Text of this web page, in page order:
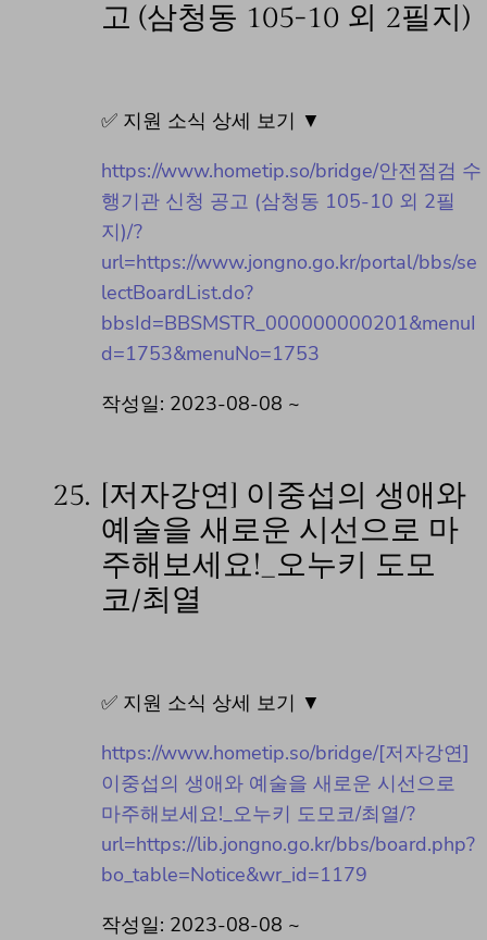
고 (삼청동 105-10 외 2필지)
✅ 지원 소식 상세 보기 ▼
https://www.hometip.so/bridge/안전점검 수
행기관 신청 공고 (삼청동 105-10 외 2필
지)/?
url=https://www.jongno.go.kr/portal/bbs/se
lectBoardList.do?
bbsId=BBSMSTR_000000000201&menuI
d=1753&menuNo=1753
작성일: 2023-08-08 ~
25.
[저자강연] 이중섭의 생애와
예술을 새로운 시선으로 마
주해보세요!_오누키 도모
코/최열
✅ 지원 소식 상세 보기 ▼
https://www.hometip.so/bridge/[저자강연]
이중섭의 생애와 예술을 새로운 시선으로
마주해보세요!_오누키 도모코/최열/?
url=https://lib.jongno.go.kr/bbs/board.php?
bo_table=Notice&wr_id=1179
작성일: 2023-08-08 ~